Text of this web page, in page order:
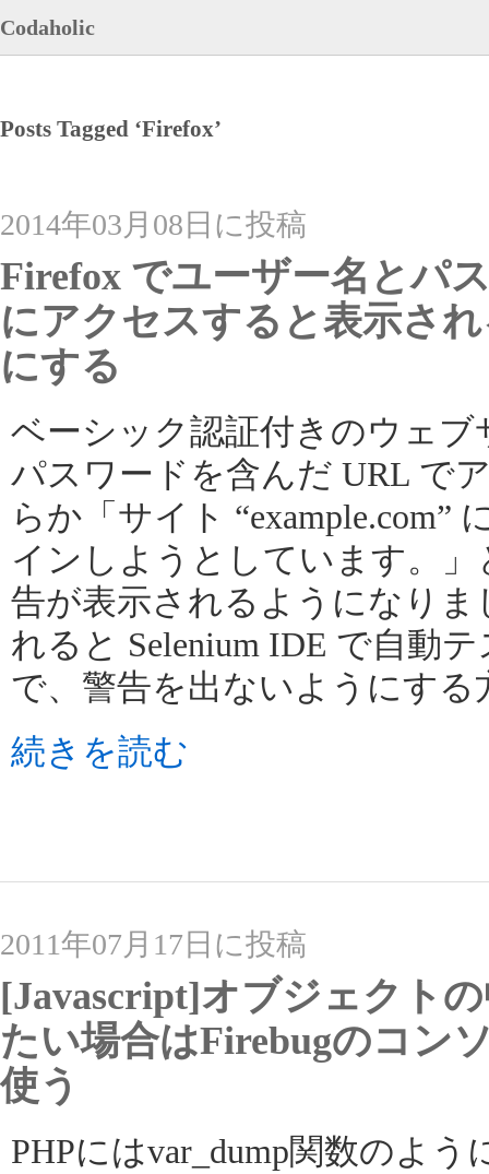
Codaholic
Posts Tagged ‘Firefox’
2014年03月08日に投稿
Firefox でユーザー名とパ
にアクセスすると表示さ
にする
ベーシック認証付きのウェ
パスワードを含んだ URL で
らか「サイト “example.com”
インしようとしています。
告が表示されるようになり
れると Selenium IDE で自動
で、警告を出ないようにす
続きを読む
2011年07月17日に投稿
[Javascript]オブジェクト
たい場合はFirebugのコン
使う
PHPにはvar_dump関数のよ